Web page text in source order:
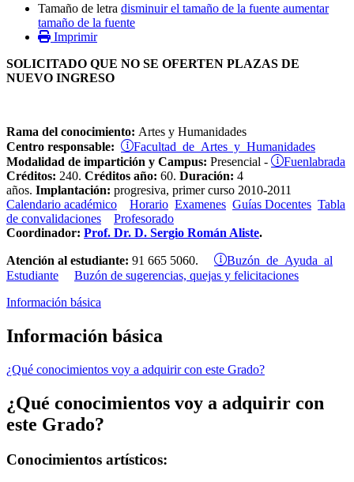
Tamaño de letra disminuir el tamaño de la fuente aumentar
tamaño de la fuente
Imprimir
SOLICITADO QUE NO SE OFERTEN PLAZAS DE
NUEVO INGRESO
Rama del conocimiento: Artes y Humanidades
Centro responsable:
Facultad de Artes y Humanidades
Modalidad de impartición y Campus: Presencial - Fuenlabrada
Créditos: 240. Créditos año: 60. Duración: 4
años. Implantación: progresiva, primer curso 2010-2011
Calendario académico
Horario Examenes Guías Docentes Tabla
de convalidaciones
Profesorado
Coordinador: Prof. Dr. D. Sergio Román Aliste.
Atención al estudiante: 91 665 5060.
Buzón de Ayuda al
Estudiante
Buzón de sugerencias, quejas y felicitaciones
Información básica
Información básica
¿Qué conocimientos voy a adquirir con este Grado?
¿Qué conocimientos voy a adquirir con
este Grado?
Conocimientos artísticos: